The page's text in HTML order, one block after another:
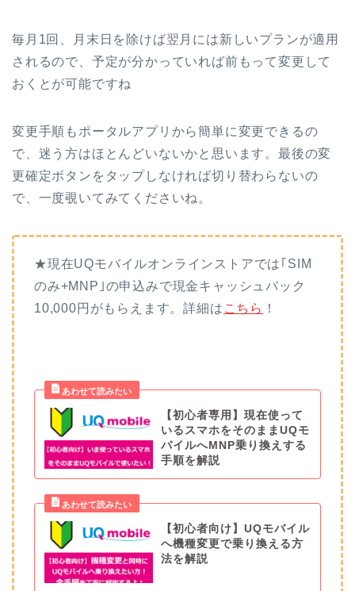
毎月1回、月末日を除けば翌月には新しいプランが適用
されるので、予定が分かっていれば前もって変更して
おくとが可能ですね
変更手順もポータルアプリから簡単に変更できるの
で、迷う方はほとんどいないかと思います。最後の変
更確定ボタンをタップしなければ切り替わらないの
で、一度覗いてみてくださいね。
★現在UQモバイルオンラインストアでは｢SIM
のみ+MNP｣の申込みで現金キャッシュバック
10,000円がもらえます。詳細は こちら ！
【初心者専用】現在使って
いるスマホをそのままUQモ
バイルへMNP乗り換えする
手順を解説
【初心者向け】UQモバイル
へ機種変更で乗り換える方
法を解説